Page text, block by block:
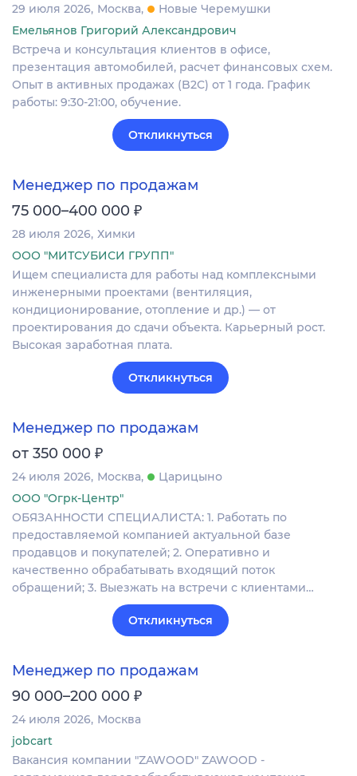
29 июля 2026 Москва
Новые Черемушки
Емельянов Григорий Александрович
Встреча и консультация клиентов в офисе,
презентация автомобилей, расчет финансовых схем.
Опыт в активных продажах (B2C) от 1 года. График
работы: 9:30-21:00, обучение.
Откликнуться
Менеджер по продажам
75 000–400 000 ₽
28 июля 2026 Химки
ООО "МИТСУБИСИ ГРУПП"
Ищем специалиста для работы над комплексными
инженерными проектами (вентиляция,
кондиционирование, отопление и др.) — от
проектирования до сдачи объекта. Карьерный рост.
Высокая заработная плата.
Откликнуться
Менеджер по продажам
от 350 000 ₽
24 июля 2026 Москва
Царицыно
ООО "Огрк-Центр"
ОБЯЗАННОСТИ СПЕЦИАЛИСТА: 1. Работать по
предоставляемой компанией актуальной базе
продавцов и покупателей; 2. Оперативно и
качественно обрабатывать входящий поток
обращений; 3. Выезжать на встречи с клиентами…
Откликнуться
Менеджер по продажам
90 000–200 000 ₽
24 июля 2026 Москва
jobcart
Вакансия компании "ZAWOOD" ZAWOOD -